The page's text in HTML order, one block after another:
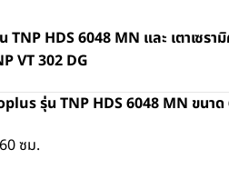
TNP HDS 6048 MN และ เตาเซรา
VT 302 DG
รุ่น TNP HDS 6048 MN ขนา
ซม.